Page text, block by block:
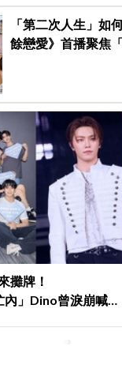
「第二次人生」如
餘戀愛》首播聚焦
攤牌！
內」Dino曾淚崩喊退
回來